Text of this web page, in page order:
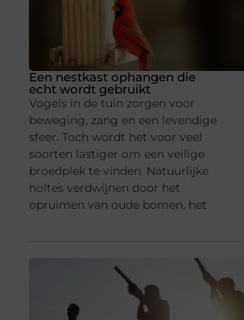
Een nestkast ophangen die
echt wordt gebruikt
Vogels in de tuin zorgen voor
beweging, zang en een levendige
sfeer. Toch wordt het voor veel
soorten lastiger om een veilige
broedplek te vinden. Natuurlijke
holtes verdwijnen door het
opruimen van oude bomen, het